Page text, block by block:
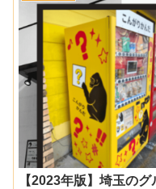
【2023年版】埼玉の